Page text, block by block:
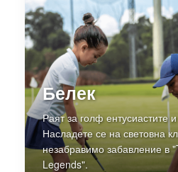
Белек
Раят за голф ентусиастите
Насладете се на световна
незабравимо забавление в
Legends".